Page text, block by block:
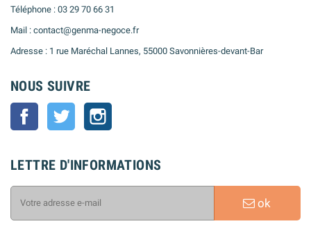
Téléphone : 03 29 70 66 31
Mail : contact@genma-negoce.fr
Adresse : 1 rue Maréchal Lannes, 55000 Savonnières-devant-Bar
NOUS SUIVRE
Facebook Twitter
LETTRE D'INFORMATIONS
ok